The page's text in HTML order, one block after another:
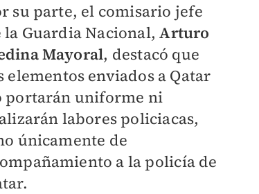
su parte, el comisario jefe
la Guardia Nacional,Arturo
Mayoral, destacó que
elementos enviados a Qatar
portarán uniforme ni
labores policiacas,
únicamente de
a la policía de